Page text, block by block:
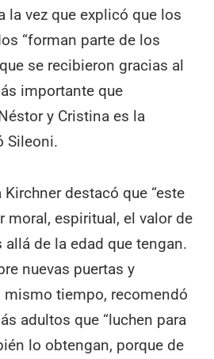
la vez que explicó que los
“forman parte de los
se recibieron gracias al
importante que
y Cristina es la
Sileoni.
destacó que “este
moral, espiritual, el valor de
allá de la edad que tengan.
nuevas puertas y
mismo tiempo, recomendó
adultos que “luchen para
lo obtengan, porque de